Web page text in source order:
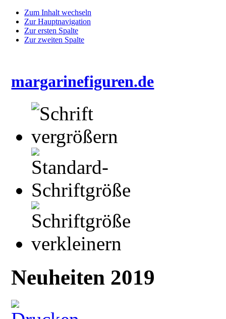
Zum Inhalt wechseln
Zur Hauptnavigation
Zur ersten Spalte
Zur zweiten Spalte
margarinefiguren.de
Neuheiten 2019